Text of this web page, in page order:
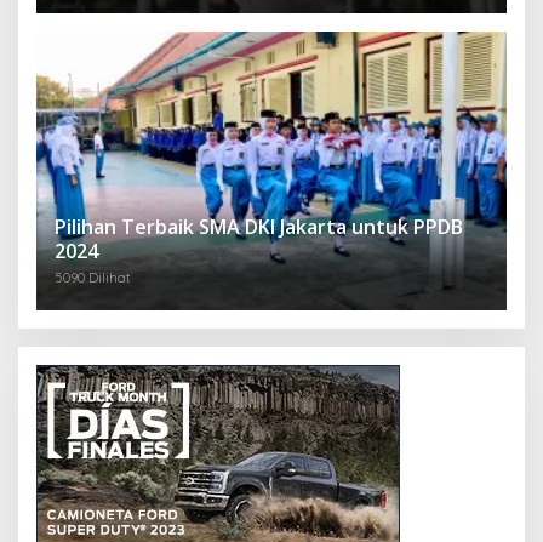
Pilihan Terbaik SMA DKI Jakarta untuk PPDB
2024
5090 Dilihat